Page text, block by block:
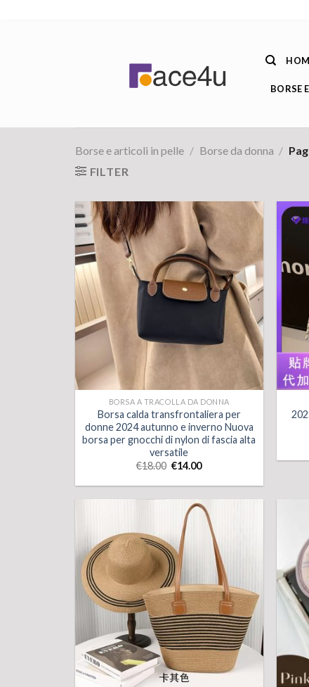
BORSE
Borse e articoli in pelle / Borse da donna /
FILTER
BORSA A TRACOLLA DA DONNA
Borsa calda transfrontaliera per
donne 2024 autunno e inverno Nuova
borsa per gnocchi di nylon di fascia alta
versatile
€18.00 €14.00